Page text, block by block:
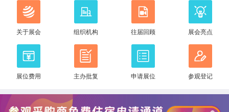
关于展会 组织机构 往届回顾 展会亮点
展位费用 主办批复 申请展位 参观登记